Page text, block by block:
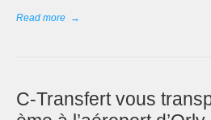
Read more →
C-Transfert vous